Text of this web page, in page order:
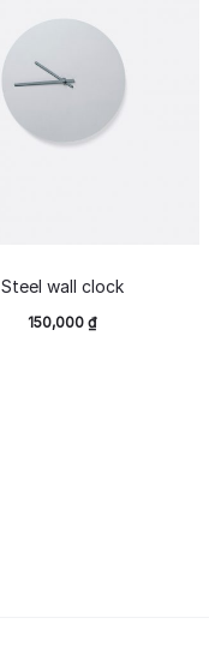
Steel wall clock
150,000₫